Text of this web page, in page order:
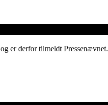
er derfor tilmeldt Pressenævnet.